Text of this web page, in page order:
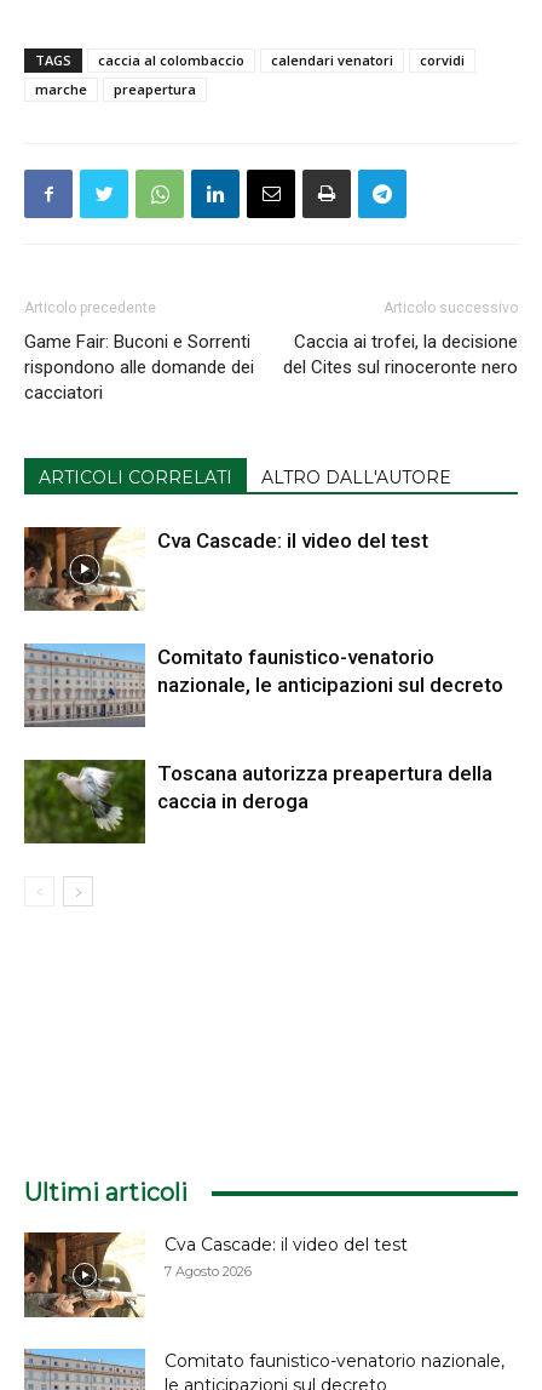
TAGS caccia al colombaccio calendari venatori
corvidi
marche
preapertura
Articolo precedente
Game Fair: Buconi e Sorrenti
rispondono alle domande dei
cacciatori
Articolo successivo
Caccia ai trofei, la decisione
del Cites sul rinoceronte nero
ARTICOLI CORRELATI ALTRO DALL'AUTORE
Cva Cascade: il video del test
Comitato faunistico-venatorio
nazionale, le anticipazioni sul decreto
Toscana autorizza preapertura della
caccia in deroga
Ultimi articoli
Cva Cascade: il video del test
7 Agosto 2026
Comitato faunistico-venatorio nazionale,
le anticipazioni sul decreto